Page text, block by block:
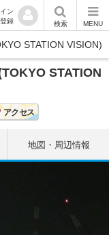
ン
録
検索 MENU
STATION VISION)
STATION
アクセス
地図・周辺情報